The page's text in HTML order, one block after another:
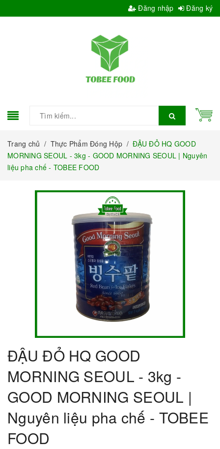
Đăng nhập Đăng ký
Trang chủ / Thực Phẩm Đóng Hộp / ĐẬU ĐỎ HQ GOOD
MORNING SEOUL - 3kg - GOOD MORNING SEOUL | Nguyên
liệu pha chế - TOBEE FOOD
ĐẬU ĐỎ HQ GOOD
MORNING SEOUL - 3kg -
GOOD MORNING SEOUL |
Nguyên liệu pha chế - TOBEE
FOOD